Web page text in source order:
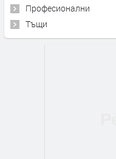
Професионални
Тъщи